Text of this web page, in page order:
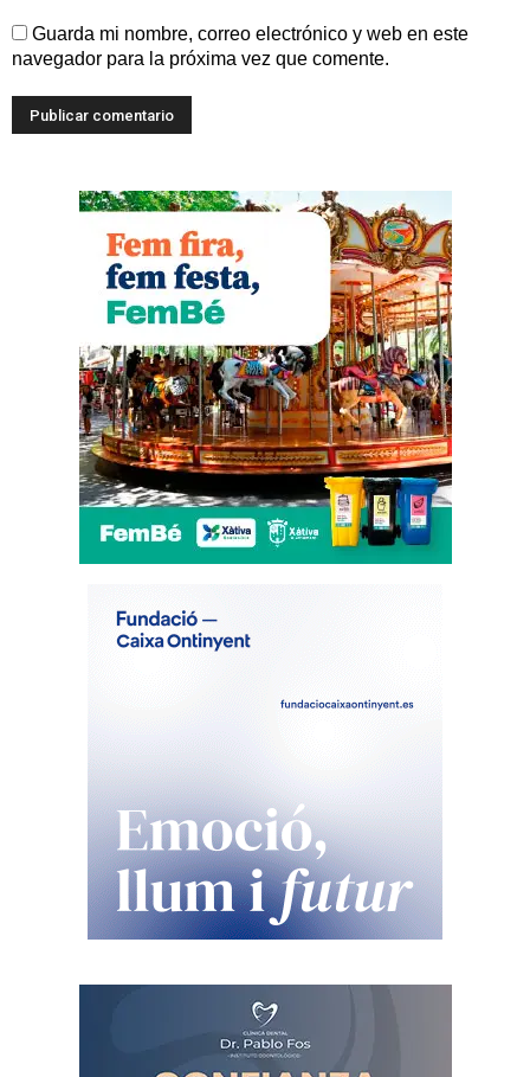
Guarda mi nombre, correo electrónico y web en este
navegador para la próxima vez que comente.